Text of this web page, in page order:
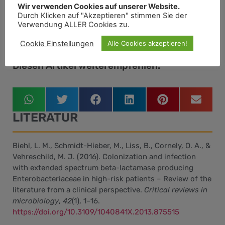
Diesen Artikel weiterempfehlen.
LITERATUR
Biehl, L. M., Schmidt-Hieber, M., Liss, B., Cornely, O. A., &
Vehreschild, M. J. (2016). Colonization and infection
with extended spectrum beta-lactamase producing
Enterobacteriaceae in high-risk patients – Review of the
literature from a clinical perspective. Critical reviews in
microbiology, 42(1), 1–16.
https://doi.org/10.3109/1040841X.2013.875515
Wir verwenden Cookies auf unserer Website.
Durch Klicken auf "Akzeptieren" stimmen Sie der
Verwendung ALLER Cookies zu.
Cookie Einstellungen Alle Cookies akzeptieren!